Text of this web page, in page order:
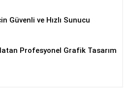
Güvenli ve Hızlı Sunucu
Profesyonel Grafik Tasarım